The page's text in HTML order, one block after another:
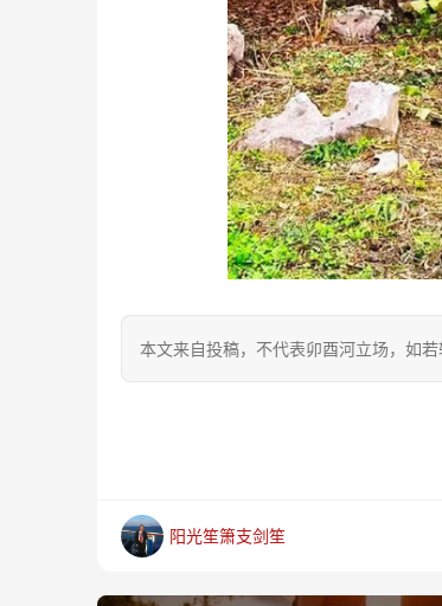
本文来自投稿，不代表卯酉河立场，如
阳光笙箫支剑笙